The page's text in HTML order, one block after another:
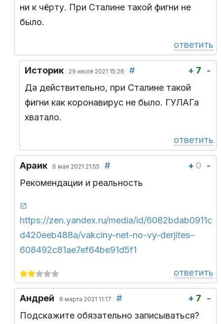
ни к чёрту. При Сталине такой фигни не
было.
ответить
Историк 29 июля 2021 15:26 # + 7
-
Да действительно, при Сталине такой
фигни как коронавирус не было. ГУЛАГа
хватало.
ответить
Араик 6 мая 2021 21:55 # + 0
-
Рекомендации и реальность
https://zen.yandex.ru/media/id/6082bdab0911c
d420eeb488a/vakciny-net-no-vy-derjites–
608492c81ae7ef64be91d5f1
ответить
Андрей 8 марта 2021 11:17 # + 7
-
Подскажите обязательно записываться?